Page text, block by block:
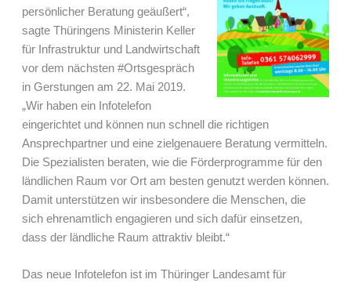
persönlicher Beratung geäußert“,
sagte Thüringens Ministerin Keller
für Infrastruktur und Landwirtschaft
vor dem nächsten #Ortsgespräch
in Gerstungen am 22. Mai 2019.
„Wir haben ein Infotelefon
eingerichtet und können nun schnell die richtigen
Ansprechpartner und eine zielgenauere Beratung vermitteln.
Die Spezialisten beraten, wie die Förderprogramme für den
ländlichen Raum vor Ort am besten genutzt werden können.
Damit unterstützen wir insbesondere die Menschen, die
sich ehrenamtlich engagieren und sich dafür einsetzen,
dass der ländliche Raum attraktiv bleibt.“
Das neue Infotelefon ist im Thüringer Landesamt für